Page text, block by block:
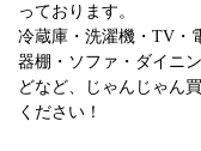
っております。
冷蔵庫・洗濯機・TV・
器棚・ソファ・ダイニ
どなど、じゃんじゃん
ください！